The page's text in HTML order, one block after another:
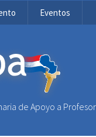
Eventos
de Apoyo a